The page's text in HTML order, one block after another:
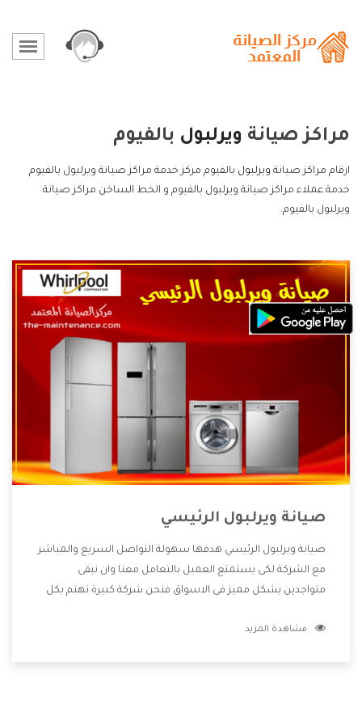
مراكز صيانة ويرلبول بالفيوم
ارقام مراكز صيانة ويرلبول بالفيوم مركز خدمة مراكز صيانة ويرلبول بالفيوم
خدمة عملاء مراكز صيانة ويرلبول بالفيوم و الخط الساخن مراكز صيانة
ويرلبول بالفيوم.
صيانة ويرلبول الرئيسي
صيانة ويرلبول الرئيسي هدفها سهولة التواصل السريع والمباشر
مع الشركة لكى يستمتع العميل بالتعامل معنا وان نبقى
متواجدين بشكل مميز فى الاسواق فنحن شركة كبيرة نهتم بكل
الشركة بها والتى تكون منها خدمة الصيانة التى تكون من أهم
مشاهدة المزيد